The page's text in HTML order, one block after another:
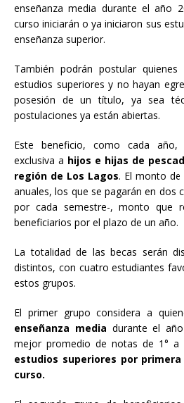
enseñanza media durante el año
curso iniciarán o ya iniciaron sus
enseñanza superior.
También podrán postular quienes
estudios superiores y no hayan
posesión de un título, ya sea
postulaciones ya están abiertas.
Este beneficio, como cada
exclusiva a hijos e hijas de
región de Los Lagos. El monto de
anuales, los que se pagarán en dos
por cada semestre-, monto que
beneficiarios por el plazo de un año.
La totalidad de las becas serán
distintos, con cuatro estudiantes
estos grupos.
El primer grupo considera a
enseñanza media durante el
mejor promedio de notas de 1° a
estudios superiores por
curso.